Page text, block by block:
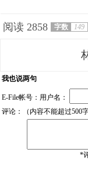
阅读 2858 字数 149
我也说两句
E-File帐号：用户名：
评论：（内容不能超过500字
*